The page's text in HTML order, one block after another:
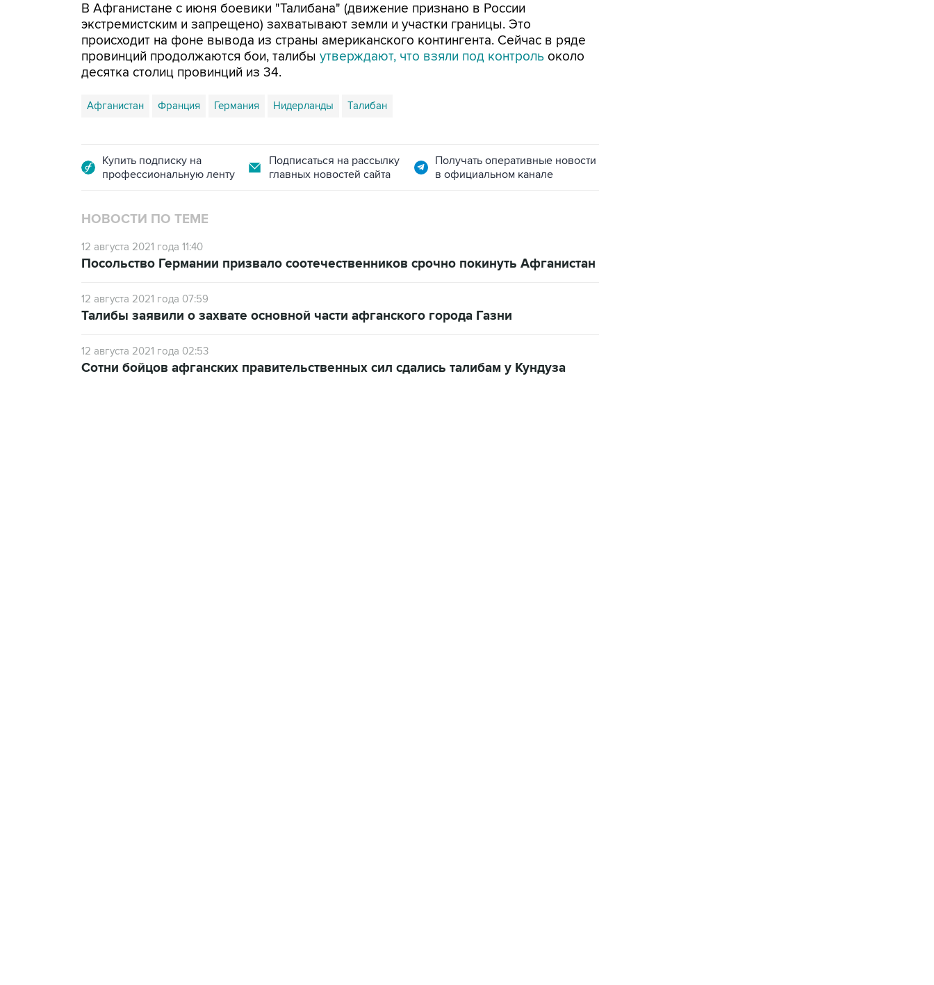
В Афганистане с июня боевики "Талибана" (движение признано в России
экстремистским и запрещено) захватывают земли и участки границы. Это
происходит на фоне вывода из страны американского контингента. Сейчас в ряде
провинций продолжаются бои, талибы утверждают, что взяли под контроль около
десятка столиц провинций из 34.
Афганистан Франция Германия Нидерланды Талибан
Купить подписку на
профессиональную ленту
Подписаться на рассылку
главных новостей сайта
Получать оперативные новости
в официальном канале
НОВОСТИ ПО ТЕМЕ
12 августа 2021 года 11:40
Посольство Германии призвало соотечественников срочно покинуть Афганистан
12 августа 2021 года 07:59
Талибы заявили о захвате основной части афганского города Газни
12 августа 2021 года 02:53
Сотни бойцов афганских правительственных сил сдались талибам у Кундуза